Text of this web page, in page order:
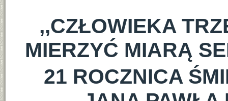
,,CZŁOWIEKA
MIERZYĆ MIARĄ
21 ROCZNICA